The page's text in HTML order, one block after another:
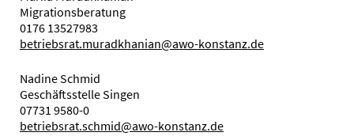
Migrationsberatung
0176 13527983
betriebsrat.muradkhanian@awo-konstanz.de
Nadine Schmid
Geschäftsstelle Singen
07731 9580-0
betriebsrat.schmid@awo-konstanz.de